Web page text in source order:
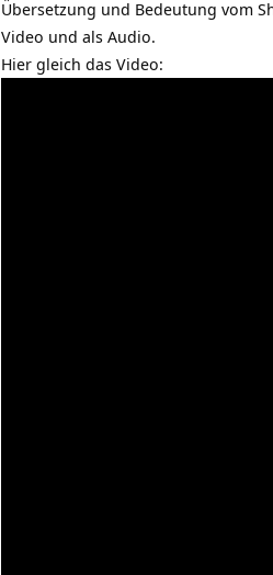
Übersetzung und Bedeutung vom
Video und als Audio.
Hier gleich das Video: